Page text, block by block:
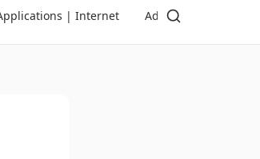
| Internet Administration |